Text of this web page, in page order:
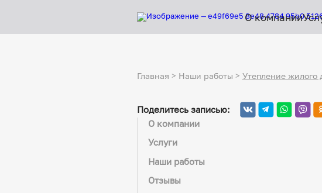
О компании
Главная > Наши работы > Утепление жилого
Поделитесь записью:
О компании
Услуги
Наши работы
Отзывы